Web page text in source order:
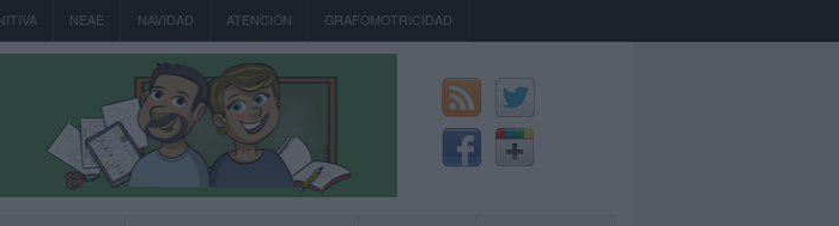
NEAE NAVIDAD ATENCIÓN GRAFOMOTRICIDAD